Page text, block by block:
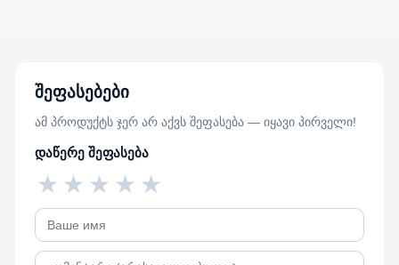
შეფასებები
ამ პროდუქტს ჯერ არ აქვს შეფასება — იყავი პირველი!
დაწერე შეფასება
★
★
★
★
★